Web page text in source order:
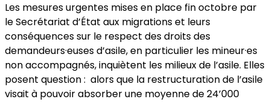
Les mesures urgentes mises en place fin octobre par
le Secrétariat d’État aux migrations et leurs
conséquences sur le respect des droits des
demandeurs·euses d’asile, en particulier les mineur·es
non accompagnés, inquiètent les milieux de l’asile. Elles
posent question : alors que la restructuration de l’asile
visait à pouvoir absorber une moyenne de 24’000